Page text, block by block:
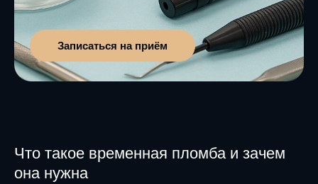
Записаться на приём
Что такое временная пломба и зачем
она нужна